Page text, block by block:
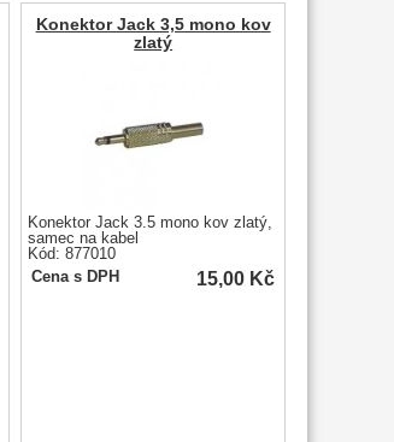
Konektor Jack 3,5 mono kov
zlatý
Konektor Jack 3.5 mono kov zlatý,
samec na kabel
Kód: 877010
Cena s DPH
15,00 Kč